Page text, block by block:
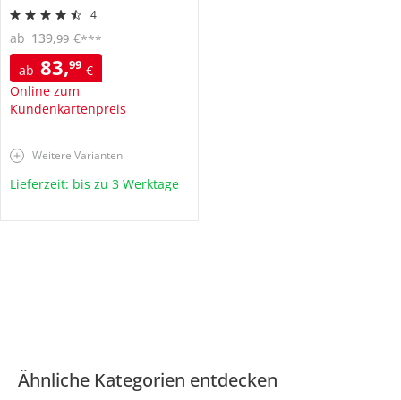
4
ab 83,99 €
Online zum
Kundenkartenpreis
ab 139,99 €***
Weitere Varianten
Lieferzeit: bis zu 3 Werktage
Ähnliche Kategorien entdecken